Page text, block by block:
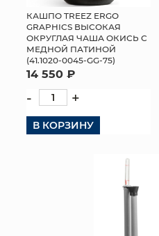
КАШПО TREEZ ERGO
GRAPHICS ВЫСОКАЯ
ОКРУГЛАЯ ЧАША ОКИСЬ С
МЕДНОЙ ПАТИНОЙ
(41.1020-0045-GG-75)
14 550 ₽
- +
В КОРЗИНУ